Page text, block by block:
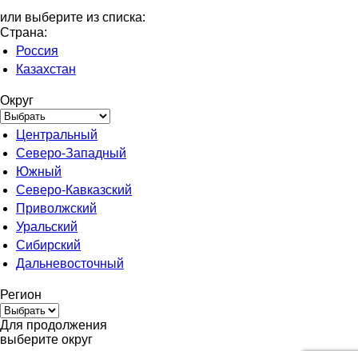
или выберите из списка:
Страна:
Россия
Казахстан
Округ
Центральный
Северо-Западный
Южный
Северо-Кавказский
Приволжский
Уральский
Сибирский
Дальневосточный
Регион
Для продолжения
выберите округ